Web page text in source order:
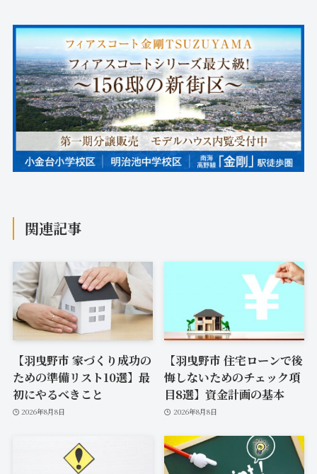
関連記事
【羽曳野市 家づくり成功の
ための準備リスト10選】最
初にやるべきこと
2026年8月8日
【羽曳野市 住宅ローンで後
悔しないためのチェック項
目8選】資金計画の基本
2026年8月8日